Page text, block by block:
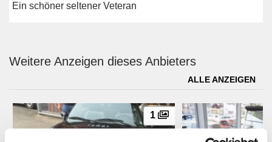
Ein schöner seltener Veteran
Weitere Anzeigen dieses Anbieters
ALLE ANZEIGEN
1